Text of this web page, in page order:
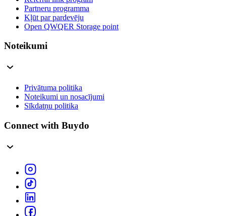
Partneru programma
Kļūt par pardevēju
Open QWQER Storage point
Noteikumi
Privātuma politika
Noteikumi un nosacījumi
Sīkdatņu politika
Connect with Buydo